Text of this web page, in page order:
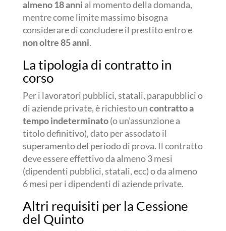
almeno 18 anni al momento della domanda,
mentre come limite massimo bisogna
considerare di concludere il prestito entro e
non oltre 85 anni.
La tipologia di contratto in
corso
Per i lavoratori pubblici, statali, parapubblici o
di aziende private, è richiesto uncontratto a
tempo indeterminato(o un’assunzione a
titolo definitivo), dato per assodato il
superamento del periodo di prova. Il contratto
deve essere effettivo da almeno 3 mesi
(dipendenti pubblici, statali, ecc) o da almeno
6 mesi per i dipendenti di aziende private.
Altri requisiti per la Cessione
del Quinto